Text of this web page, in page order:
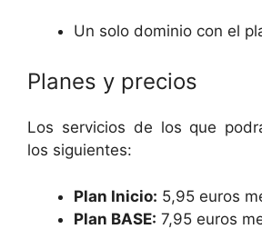
Un solo dominio con el
Planes y precios
Los servicios de los que
los siguientes:
Plan Inicio: 5,95 euros
Plan BASE: 7,95 euros